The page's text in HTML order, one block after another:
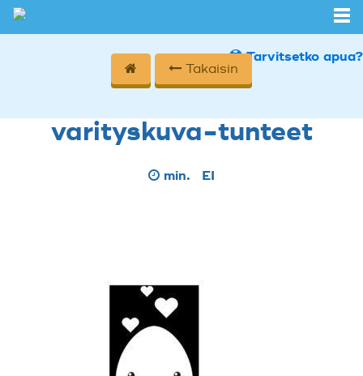
Tarvitsetko apua?
Takaisin
varityskuva-tunteet
min. EI